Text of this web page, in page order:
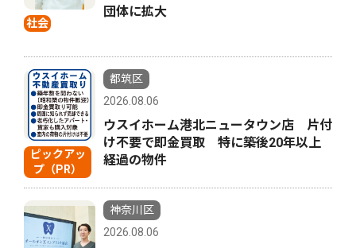
社会
団体に拡大
ピックアッ
プ（PR）
都筑区
2026.08.06
ウスイホーム港北ニュータウン店 片付
け不要で即金買取 特に築後20年以上
経過の物件
神奈川区
2026.08.06